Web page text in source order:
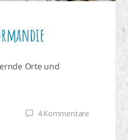
Orte und
4Kommentare